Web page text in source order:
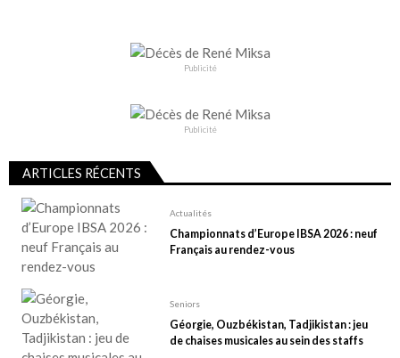
Publicité
Publicité
ARTICLES RÉCENTS
Actualités
Championnats d’Europe IBSA 2026 : neuf
Français au rendez-vous
Seniors
Géorgie, Ouzbékistan, Tadjikistan : jeu
de chaises musicales au sein des staffs